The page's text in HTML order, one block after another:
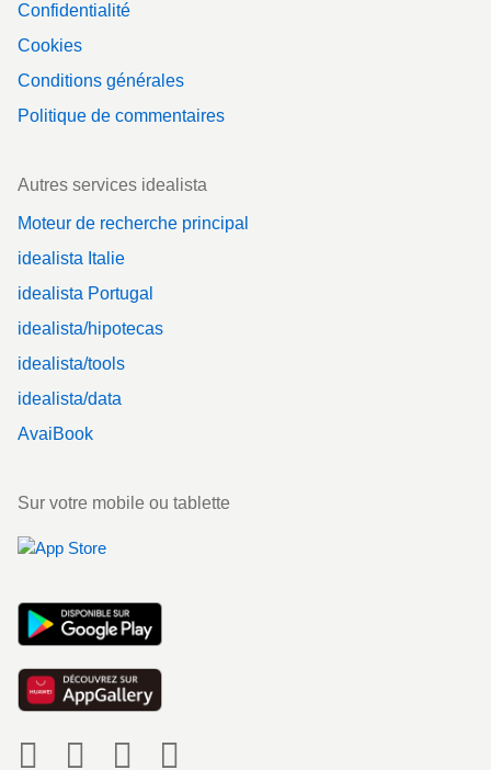
Confidentialité
Cookies
Conditions générales
Politique de commentaires
Autres services idealista
Moteur de recherche principal
idealista Italie
idealista Portugal
idealista/hipotecas
idealista/tools
idealista/data
AvaiBook
Sur votre mobile ou tablette